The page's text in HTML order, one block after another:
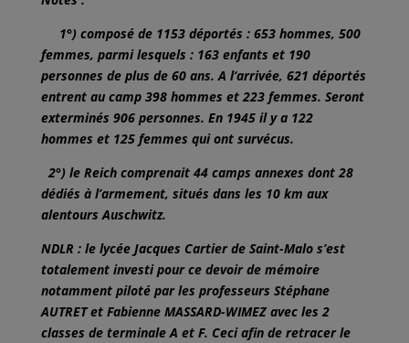
1°) composé de 1153 déportés : 653 hommes, 500
femmes, parmi lesquels : 163 enfants et 190
personnes de plus de 60 ans. A l‘arrivée, 621 déportés
entrent au camp 398 hommes et 223 femmes. Seront
exterminés 906 personnes. En 1945 il y a 122
hommes et 125 femmes qui ont survécus.
2°) le Reich comprenait 44 camps annexes dont 28
dédiés à l’armement, situés dans les 10 km aux
alentours Auschwitz.
NDLR : le lycée Jacques Cartier de Saint-Malo s’est
totalement investi pour ce devoir de mémoire
notamment piloté par les professeurs Stéphane
AUTRET et Fabienne MASSARD-WIMEZ avec les 2
classes de terminale A et F. Ceci afin de retracer le